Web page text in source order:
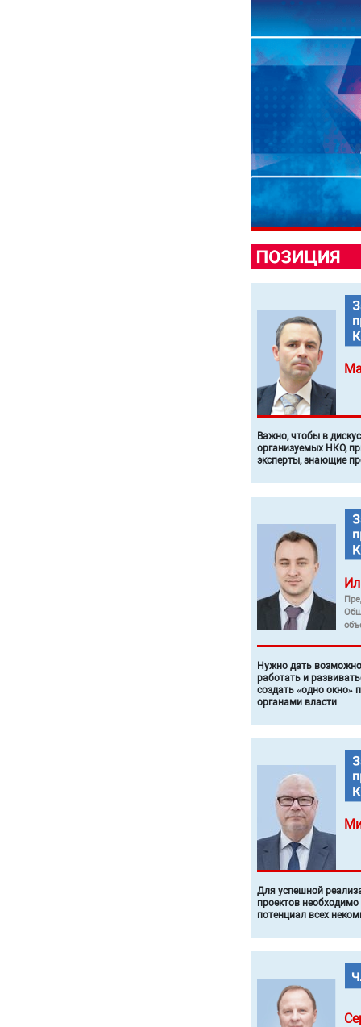
Важно, чтобы в
организуемых НКО,
эксперты, знающие
Нужно дать
работать и
создать «одно окно»
органами власти
Для успешной
проектов
потенциал всех